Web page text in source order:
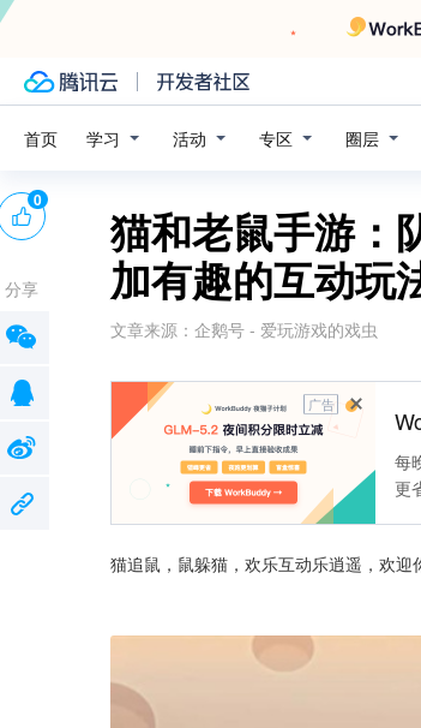
首页 学习 活动 专区 圈层
猫和老鼠手游：
加有趣的互动玩
文章来源： 企鹅号 - 爱玩游戏的戏虫
广告
每
更
猫追鼠，鼠躲猫，欢乐互动乐逍遥，欢迎
0
分享